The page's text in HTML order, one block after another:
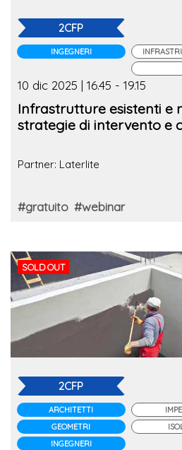
2CFP
INGEGNERI
10 dic 2025 | 16.45 - 19.15
Infrastrutture esistenti e
strategie di intervento e
Partner: Laterlite
#gratuito #webinar
SOLD OUT
2CFP
ARCHITETTI
GEOMETRI
INGEGNERI